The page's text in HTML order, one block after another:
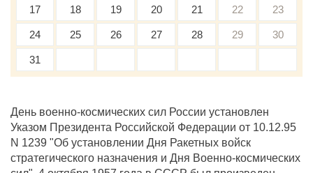
17 18 19 20 21 22 23
24 25 26 27 28 29 30
31
День военно-космических сил России установлен
Указом Президента Российской Федерации от 10.12.95
N 1239 "Об установлении Дня Ракетных войск
стратегического назначения и Дня Военно-космических